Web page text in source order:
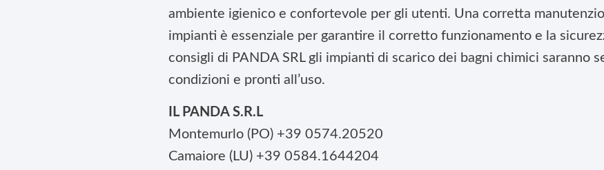
ambiente igienico e confortevole per gli utenti. Una corretta
impianti è essenziale per garantire il corretto funzionamento e la
consigli di PANDA SRL gli impianti di scarico dei bagni chimici saranno
condizioni e pronti all’uso.
IL PANDA S.R.L
Montemurlo (PO) +39 0574.20520
Camaiore (LU) +39 0584.1644204